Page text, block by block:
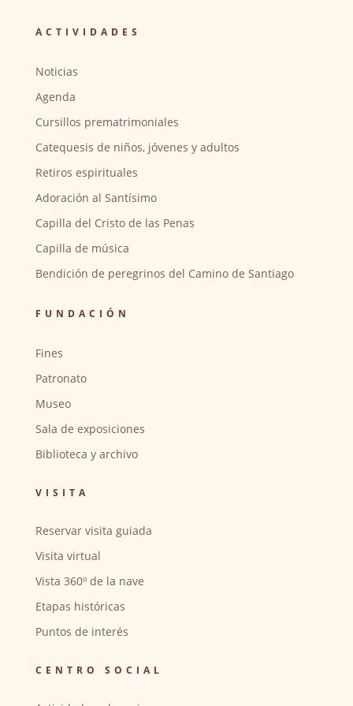
ACTIVIDADES
Noticias
Agenda
Cursillos prematrimoniales
Catequesis de niños, jóvenes y adultos
Retiros espirituales
Adoración al Santísimo
Capilla del Cristo de las Penas
Capilla de música
Bendición de peregrinos del Camino de Santiago
FUNDACIÓN
Fines
Patronato
Museo
Sala de exposiciones
Biblioteca y archivo
VISITA
Reservar visita guiada
Visita virtual
Vista 360º de la nave
Etapas históricas
Puntos de interés
CENTRO SOCIAL